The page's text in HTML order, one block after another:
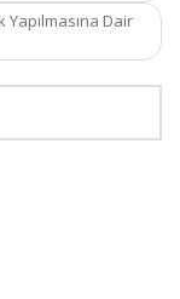
Dair